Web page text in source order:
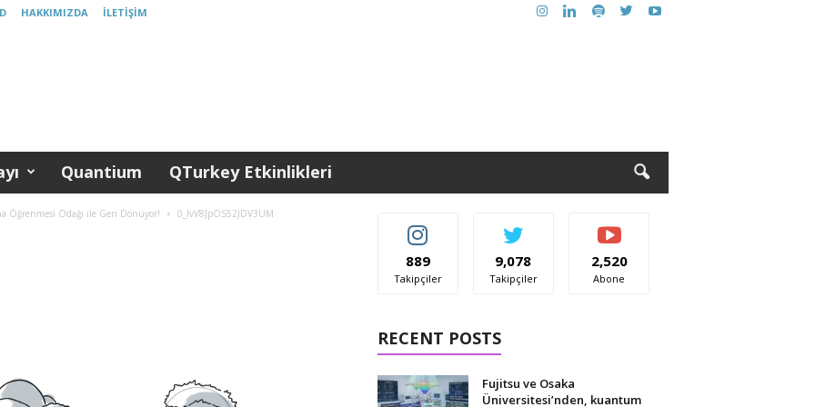
HAKKIMIZDA İLETIŞIM
Quantium QTurkey Etkinlikleri
Odağı ile Geri Dönüyor! 0_lvV8JpOS52JDV3UM
889
Takipçiler
9,078
Takipçiler
2,520
Abone
RECENT POSTS
Fujitsu ve Osaka
Üniversitesi’nden, kuantum